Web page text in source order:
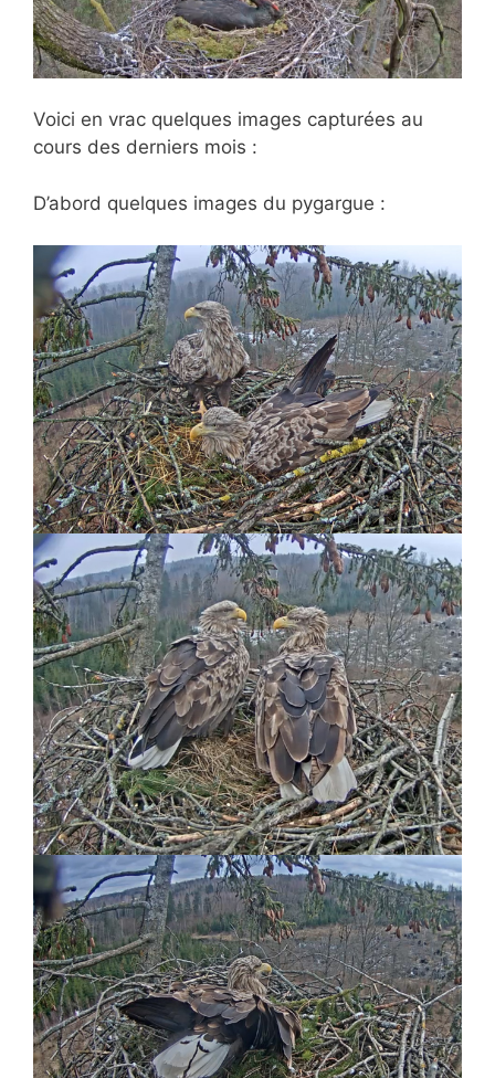
Voici en vrac quelques images capturées au
cours des derniers mois :
D’abord quelques images du pygargue :